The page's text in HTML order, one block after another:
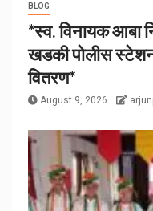
BLOG
*स्व. विनायक आबा
खडकी पोलीस
वितरण*
August 9, 2026